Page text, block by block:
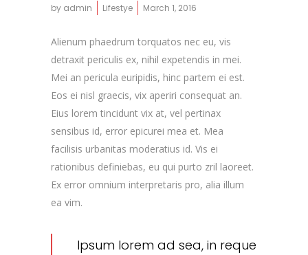
by admin Lifestye March 1, 2016
Alienum phaedrum torquatos nec eu, vis
detraxit periculis ex, nihil expetendis in mei.
Mei an pericula euripidis, hinc partem ei est.
Eos ei nisl graecis, vix aperiri consequat an.
Eius lorem tincidunt vix at, vel pertinax
sensibus id, error epicurei mea et. Mea
facilisis urbanitas moderatius id. Vis ei
rationibus definiebas, eu qui purto zril laoreet.
Ex error omnium interpretaris pro, alia illum
ea vim.
Ipsum lorem ad sea, in reque